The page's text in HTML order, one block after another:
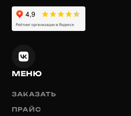
МЕНЮ
ЗАКАЗАТЬ
ПРАЙС